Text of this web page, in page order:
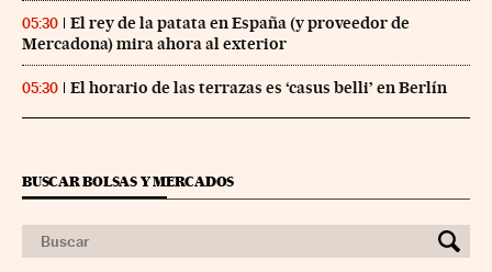
05:30
El rey de la patata en España (y proveedor de
Mercadona) mira ahora al exterior
05:30 El horario de las terrazas es ‘casus belli’ en Berlín
BUSCAR BOLSAS Y MERCADOS